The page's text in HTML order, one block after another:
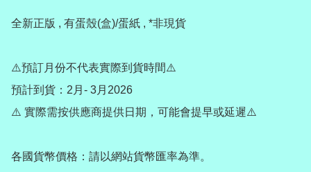
全新正版 , 有蛋殼(盒)/蛋紙 , *非現貨
⚠️預訂月份不代表實際到貨時間⚠️
預計到貨：2月- 3月2026
⚠️ 實際需按供應商提供日期，可能會提早或延遲⚠️
各國貨幣價格：請以網站貨幣匯率為準。